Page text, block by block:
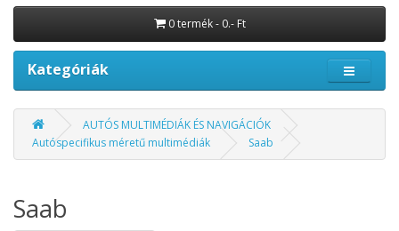
0 termék - 0.- Ft
Kategóriák
AUTÓS MULTIMÉDIÁK ÉS NAVIGÁCIÓK
Autóspecifikus méretű multimédiák
Saab
Saab